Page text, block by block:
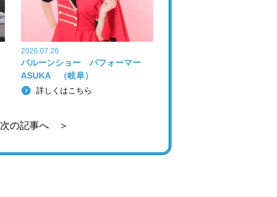
2026.07.26
バルーンショー パフォーマー
ASUKA （岐阜）
詳しくはこちら
次の記事へ ＞